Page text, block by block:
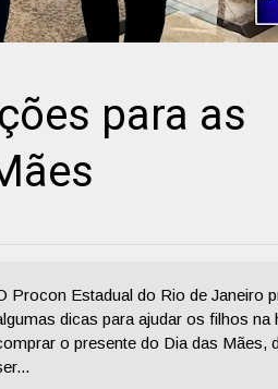
para as
Procon Estadual do Rio de Janeiro
dicas para ajudar os filhos na
o presente do Dia das Mães,